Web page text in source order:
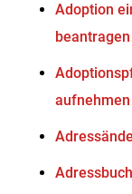
Adoption
beantragen
aufnehmen